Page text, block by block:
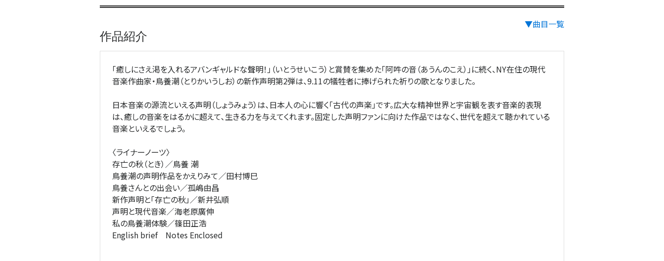
▼曲目一覧
作品紹介
「癒しにさえ渇を入れるアバンギャルドな聲明！」（いとうせいこう）と賞賛を集めた「阿吽の音（あうんのこえ）」に続く、NY在住の現代
音楽作曲家・鳥養潮（とりかいうしお）の新作声明第2弾は、9.11の犠牲者に捧げられた祈りの歌となりました。
日本音楽の源流といえる声明（しょうみょう）は、日本人の心に響く「古代の声楽」です。広大な精神世界と宇宙観を表す音楽的表現
は、癒しの音楽をはるかに超えて、生きる力を与えてくれます。固定した声明ファンに向けた作品ではなく、世代を超えて聴かれている
音楽といえるでしょう。
〈ライナーノーツ〉
存亡の秋（とき）／鳥養 潮
鳥養潮の声明作品をかえりみて／田村博巳
鳥養さんとの出会い／孤嶋由昌
新作声明と「存亡の秋」／新井弘順
声明と現代音楽／海老原廣伸
私の鳥養潮体験／篠田正浩
English brief Notes Enclosed